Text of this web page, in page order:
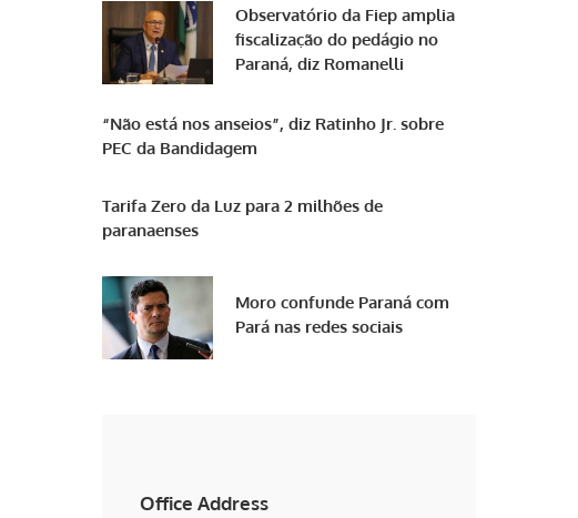
Observatório da Fiep amplia
fiscalização do pedágio no
Paraná, diz Romanelli
“Não está nos anseios”, diz Ratinho Jr. sobre
PEC da Bandidagem
Tarifa Zero da Luz para 2 milhões de
paranaenses
Moro confunde Paraná com
Pará nas redes sociais
Office Address